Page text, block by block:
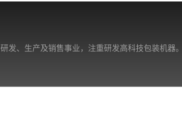
、生产及销售事业，注重研发高科技包装机器。